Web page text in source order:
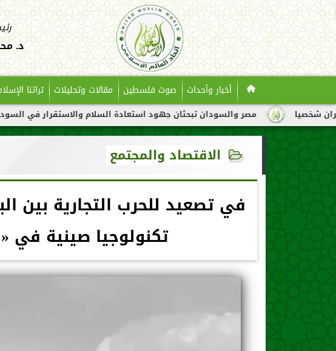
د.
أخبار وأحداث صوت فلسطين مقالات وتحليلات تراثنا
مصر والسودان تبحثان جهود استعادة السلام والاستقرار في السودان
الاقتصاد والمجتمع
تكنولوجيا صينية في